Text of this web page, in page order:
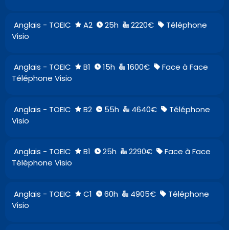
Anglais - TOEIC A2 25h 2220€
Téléphone
Visio
Anglais - TOEIC B1 15h 1600€
Face à Face
Téléphone Visio
Anglais - TOEIC B2 55h 4640€
Téléphone
Visio
Anglais - TOEIC B1 25h 2290€
Face à Face
Téléphone Visio
Anglais - TOEIC C1 60h 4905€
Téléphone
Visio